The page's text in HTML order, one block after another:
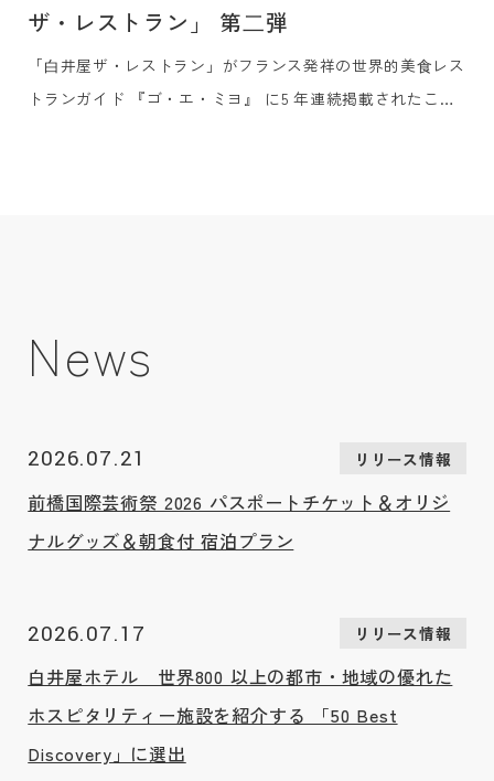
ザ・レストラン」 第⼆弾
「⽩井屋ザ・レストラン」がフランス発祥の世界的美⾷レス
トランガイド 『ゴ・エ・ミヨ』 に5 年連続掲載されたこと
News
2026.07.21 リリース情報
前橋国際芸術祭 2026 パスポートチケット＆オリジ
ナルグッズ＆朝食付 宿泊プラン
2026.07.17 リリース情報
白井屋ホテル 世界800 以上の都市・地域の優れた
ホスピタリティー施設を紹介する 「50 Best
Discovery」に選出